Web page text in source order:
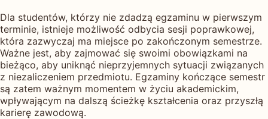
Dla studentów, którzy nie zdadzą egzaminu w pierwszym
terminie, istnieje możliwość odbycia sesji poprawkowej,
która zazwyczaj ma miejsce po zakończonym semestrze.
Ważne jest, aby zajmować się swoimi obowiązkami na
bieżąco, aby uniknąć nieprzyjemnych sytuacji związanych
z niezaliczeniem przedmiotu. Egzaminy kończące semestr
są zatem ważnym momentem w życiu akademickim,
wpływającym na dalszą ścieżkę kształcenia oraz przyszłą
karierę zawodową.